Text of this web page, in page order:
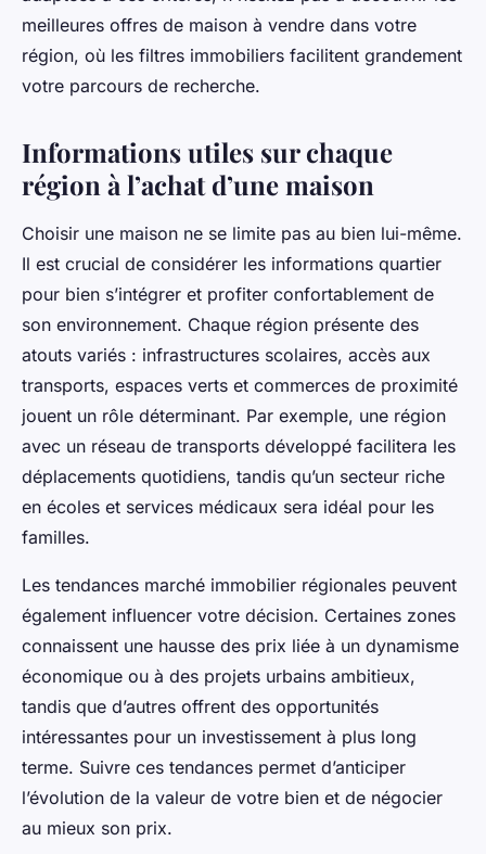
meilleures offres de maison à vendre dans votre
région, où les filtres immobiliers facilitent grandement
votre parcours de recherche.
Informations utiles sur chaque
région à l’achat d’une maison
Choisir une maison ne se limite pas au bien lui-même.
Il est crucial de considérer les informations quartier
pour bien s’intégrer et profiter confortablement de
son environnement. Chaque région présente des
atouts variés : infrastructures scolaires, accès aux
transports, espaces verts et commerces de proximité
jouent un rôle déterminant. Par exemple, une région
avec un réseau de transports développé facilitera les
déplacements quotidiens, tandis qu’un secteur riche
en écoles et services médicaux sera idéal pour les
familles.
Les tendances marché immobilier régionales peuvent
également influencer votre décision. Certaines zones
connaissent une hausse des prix liée à un dynamisme
économique ou à des projets urbains ambitieux,
tandis que d’autres offrent des opportunités
intéressantes pour un investissement à plus long
terme. Suivre ces tendances permet d’anticiper
l’évolution de la valeur de votre bien et de négocier
au mieux son prix.